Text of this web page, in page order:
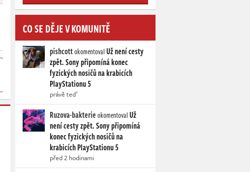
CO SE DĚJE V KOMUNITĚ
pishcottokomentovalUž není cesty
zpět. Sony připomíná konec
fyzických nosičů na krabicích
PlayStationu 5
právě teď
Ruzova-bakterieokomentovalUž
není cesty zpět. Sony připomíná
konec fyzických nosičů na
krabicích PlayStationu 5
před 2 hodinami